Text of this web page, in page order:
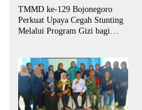
TMMD ke-129 Bojonegoro
Perkuat Upaya Cegah Stunting
Melalui Program Gizi bagi